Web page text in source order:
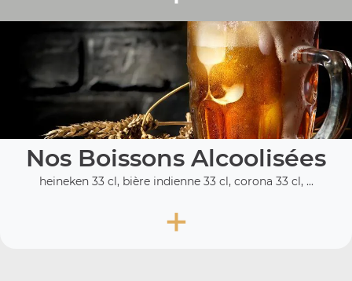
Nos Boissons Alcoolisées
heineken 33 cl, bière indienne 33 cl, corona 33 cl, ...
+